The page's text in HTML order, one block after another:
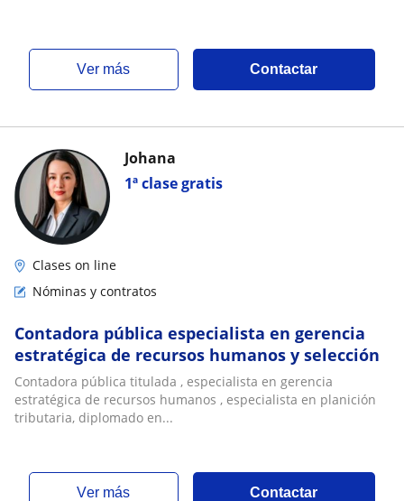
ver más Contactar
1ª clase gratis
Johana
Clases on line
Nóminas y contratos
Contadora pública especialista en gerencia
estratégica de recursos humanos y selección
Contadora pública titulada , especialista en gerencia
estratégica de recursos humanos , especialista en planición
tributaria, diplomado en...
ver más Contactar